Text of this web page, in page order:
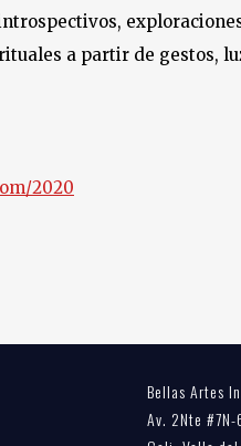
a partir de gestos,
2020
Bellas Artes
Av. 2Nte